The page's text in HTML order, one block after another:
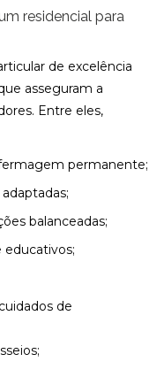
residencial para
de excelência
asseguram a
Entre eles,
permanente;
adaptadas;
balanceadas;
educativos;